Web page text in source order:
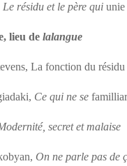
Le résidu et le père quiunie
lieu delalangue
La fonction du
Ce qui ne se
secret et malaise
On ne parle pas de